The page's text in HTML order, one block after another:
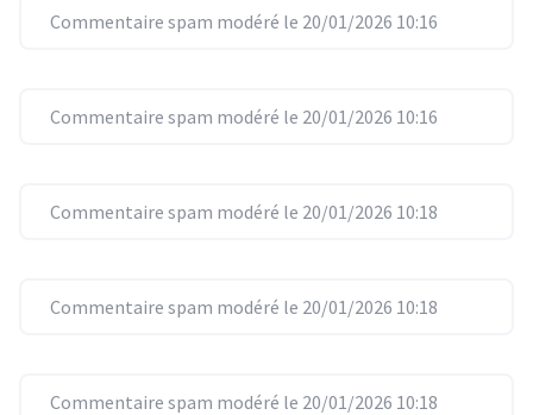
Commentaire spam modéré le 20/01/2026 10:16
Commentaire spam modéré le 20/01/2026 10:16
Commentaire spam modéré le 20/01/2026 10:18
Commentaire spam modéré le 20/01/2026 10:18
Commentaire spam modéré le 20/01/2026 10:18